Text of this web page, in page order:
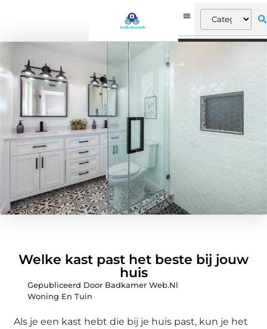
Welke kast past het beste bij jouw
huis
Gepubliceerd Door Badkamer Web.nl
Woning En Tuin
Als je een kast hebt die bij je huis past, kun je het